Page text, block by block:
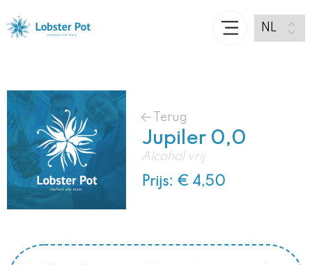
Terug
Jupiler 0,0
Alcohol vrij
Prijs: € 4,50